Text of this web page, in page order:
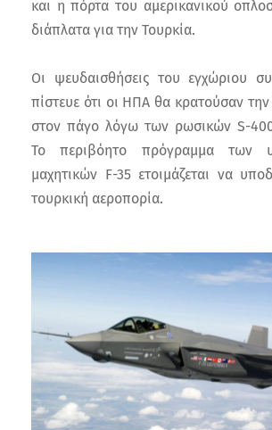
και η πόρτα του αμερικανικού
διάπλατα για την Τουρκία.
Οι ψευδαισθήσεις του εγχώριου
πίστευε ότι οι ΗΠΑ θα κρατούσαν
στον πάγο λόγω των ρωσικών S-400,
Το περιβόητο πρόγραμμα των
μαχητικών F-35 ετοιμάζεται να
τουρκική αεροπορία.